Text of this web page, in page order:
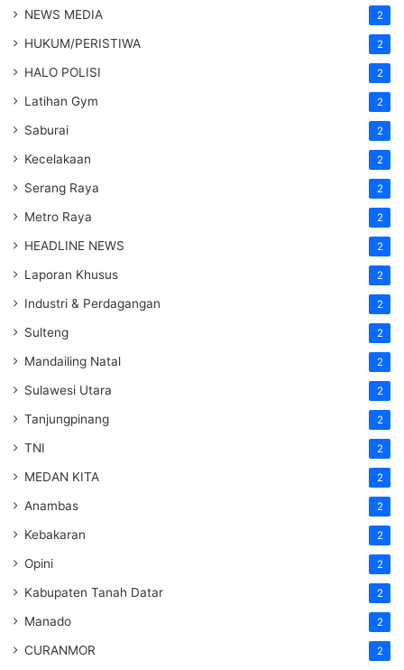
NEWS MEDIA 2
HUKUM/PERISTIWA 2
HALO POLISI 2
Latihan Gym 2
Saburai 2
Kecelakaan 2
Serang Raya 2
Metro Raya 2
HEADLINE NEWS 2
Laporan Khusus 2
Industri & Perdagangan 2
Sulteng 2
Mandailing Natal 2
Sulawesi Utara 2
Tanjungpinang 2
TNI 2
MEDAN KITA 2
Anambas 2
Kebakaran 2
Opini 2
Kabupaten Tanah Datar 2
Manado 2
CURANMOR 2